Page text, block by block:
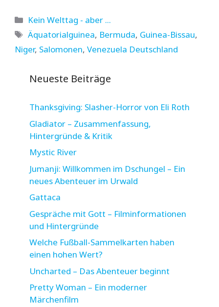
Kategorien
Kein Welttag - aber ...
Schlagwörter
Äquatorialguinea, Bermuda, Guinea-Bissau,
Niger, Salomonen, Venezuela Deutschland
Neueste Beiträge
Thanksgiving: Slasher-Horror von Eli Roth
Gladiator – Zusammenfassung,
Hintergründe & Kritik
Mystic River
Jumanji: Willkommen im Dschungel – Ein
neues Abenteuer im Urwald
Gattaca
Gespräche mit Gott – Filminformationen
und Hintergründe
Welche Fußball-Sammelkarten haben
einen hohen Wert?
Uncharted – Das Abenteuer beginnt
Pretty Woman – Ein moderner
Märchenfilm